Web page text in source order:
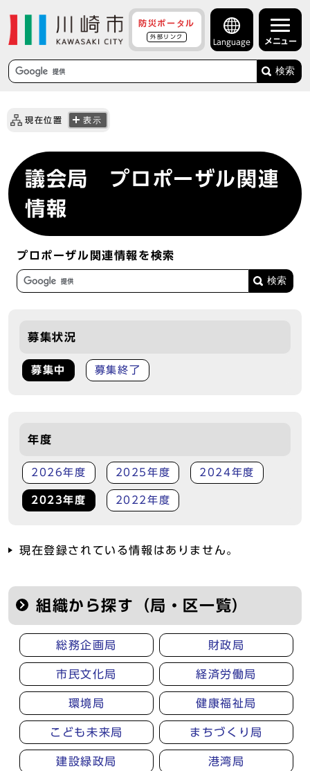
防災ポータル
外部リンク
Language メニュー
検索
現在位置 表示
議会局 プロポーザル関連
情報
プロポーザル関連情報を検索
募集状況
募集中 募集終了
年度
2026年度 2025年度 2024年度
2023年度 2022年度
現在登録されている情報はありません。
組織から探す（局・区一覧）
総務企画局 財政局
市民文化局 経済労働局
環境局 健康福祉局
こども未来局 まちづくり局
建設緑政局 港湾局